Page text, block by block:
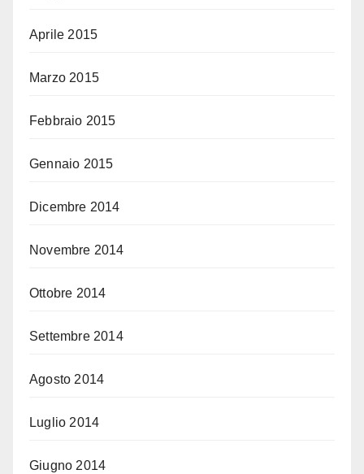
Aprile 2015
Marzo 2015
Febbraio 2015
Gennaio 2015
Dicembre 2014
Novembre 2014
Ottobre 2014
Settembre 2014
Agosto 2014
Luglio 2014
Giugno 2014